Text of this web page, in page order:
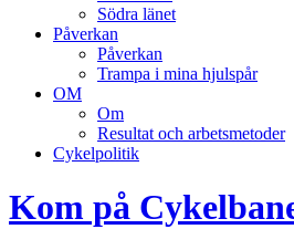
Södra länet
Påverkan
Påverkan
Trampa i mina hjulspår
OM
Om
Resultat och arbetsmetoder
Cykelpolitik
Kom på